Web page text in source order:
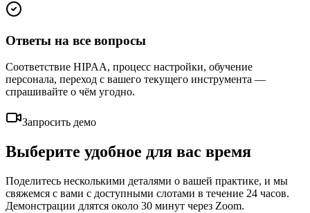
Ответы на все вопросы
Соответствие HIPAA, процесс настройки, обучение
персонала, переход с вашего текущего инструмента —
спрашивайте о чём угодно.
Запросить демо
Выберите удобное для вас время
Поделитесь несколькими деталями о вашей практике, и мы
свяжемся с вами с доступными слотами в течение 24 часов.
Демонстрации длятся около 30 минут через Zoom.